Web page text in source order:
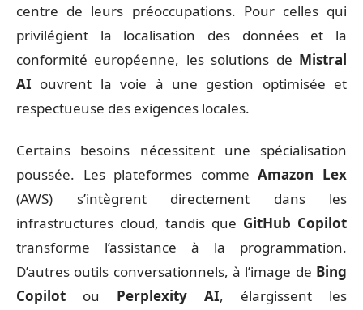
centre de leurs préoccupations. Pour celles qui
privilégient la localisation des données et la
conformité européenne, les solutions de Mistral
AI ouvrent la voie à une gestion optimisée et
respectueuse des exigences locales.
Certains besoins nécessitent une spécialisation
poussée. Les plateformes commeAmazon Lex
(AWS) s’intègrent directement dans les
infrastructures cloud, tandis que GitHub Copilot
transforme l’assistance à la programmation.
D’autres outils conversationnels, à l’image de Bing
Copilot ou Perplexity AI, élargissent les